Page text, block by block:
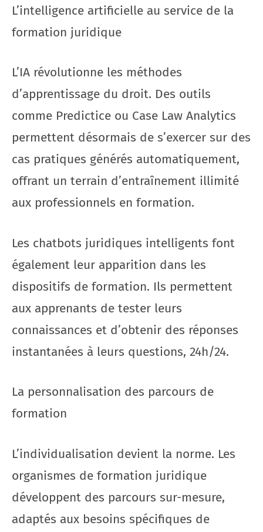
L’intelligence artificielle au service de la
formation juridique
L’IA révolutionne les méthodes
d’apprentissage du droit. Des outils
comme Predictice ou Case Law Analytics
permettent désormais de s’exercer sur des
cas pratiques générés automatiquement,
offrant un terrain d’entraînement illimité
aux professionnels en formation.
Les chatbots juridiques intelligents font
également leur apparition dans les
dispositifs de formation. Ils permettent
aux apprenants de tester leurs
connaissances et d’obtenir des réponses
instantanées à leurs questions, 24h/24.
La personnalisation des parcours de
formation
L’individualisation devient la norme. Les
organismes de formation juridique
développent des parcours sur-mesure,
adaptés aux besoins spécifiques de